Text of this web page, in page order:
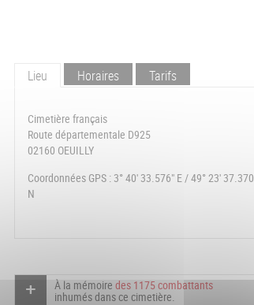
Lieu Horaires Tarifs
Cimetière français
Route départementale D925
02160 OEUILLY
Coordonnées GPS : 3° 40' 33.576" E / 49° 23'
N
À la mémoire des 1175 combattants
inhumés dans ce cimetière.